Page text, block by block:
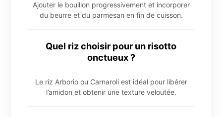
Ajouter le bouillon progressivement et incorporer
du beurre et du parmesan en fin de cuisson.
Quel riz choisir pour un risotto
onctueux ?
Le riz Arborio ou Carnaroli est idéal pour libérer
l’amidon et obtenir une texture veloutée.